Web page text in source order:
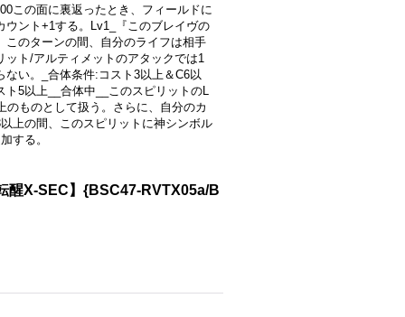
この面に裏返ったとき、フィールドに
ウント+1する。Lv1_『このブレイヴの
このターンの間、自分のライフは相手
ット/アルティメットのアタックでは1
ない。_合体条件:コスト3以上＆C6以
ト5以上__合体中__このスピリットのL
のものとして扱う。さらに、自分のカ
上の間、このスピリットに神シンボル
する。
醒X-SEC】{BSC47-RVTX05a/B